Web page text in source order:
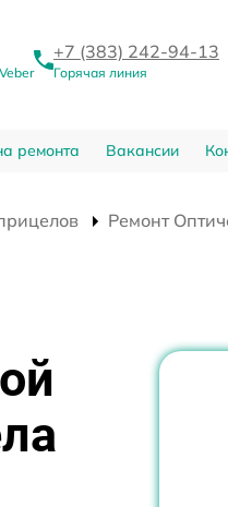
+7 (383) 242-94-13
Горячая линия
ремонта Вакансии
Ремонт